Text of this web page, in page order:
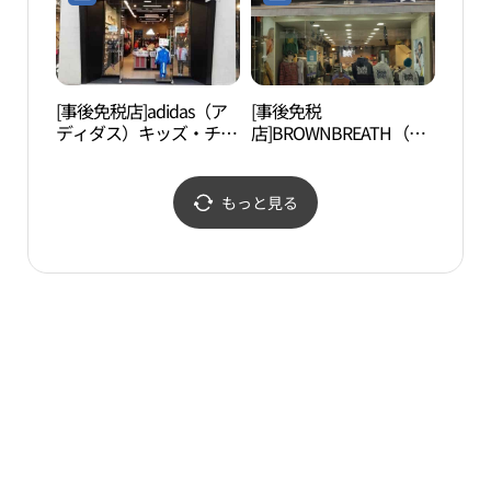
[事後免税店]adidas（ア
ディダス）キッズ・チェ
[事後免税
店]BROWNBREATH（ブ
ュチルソン（済州七星）
店(브라운브레스 제주칠
もっと見る